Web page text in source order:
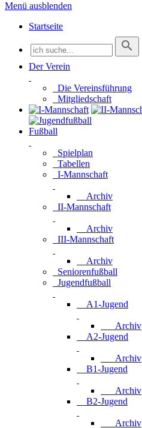
Menü ausblenden
Startseite
Der Verein
Die Vereinsführung
Mitgliedschaft
Fußball
Spielplan
Tabellen
I-Mannschaft
Archiv
II-Mannschaft
Archiv
III-Mannschaft
Archiv
Seniorenfußball
Jugendfußball
A1-Jugend
Archiv
A2-Jugend
Archiv
B1-Jugend
Archiv
B2-Jugend
Archiv